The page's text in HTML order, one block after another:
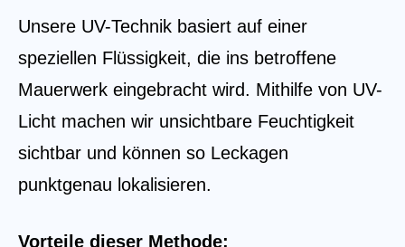
Unsere UV-Technik basiert auf einer
speziellen Flüssigkeit, die ins betroffene
Mauerwerk eingebracht wird. Mithilfe von UV-
Licht machen wir unsichtbare Feuchtigkeit
sichtbar und können so Leckagen
punktgenau lokalisieren.
Vorteile dieser Methode: